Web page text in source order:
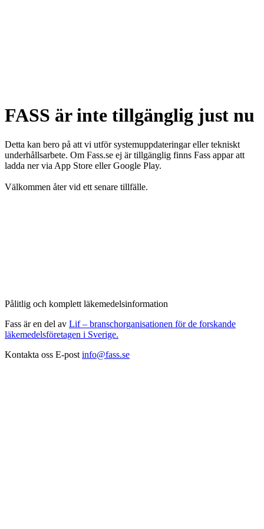
FASS är inte tillgänglig just nu
Detta kan bero på att vi utför systemuppdateringar eller tekniskt
underhållsarbete. Om Fass.se ej är tillgänglig finns Fass appar att
ladda ner via App Store eller Google Play.
Välkommen åter vid ett senare tillfälle.
Pålitlig och komplett läkemedelsinformation
Fass är en del av Lif – branschorganisationen för de forskande
läkemedelsföretagen i Sverige.
Kontakta oss E-post info@fass.se